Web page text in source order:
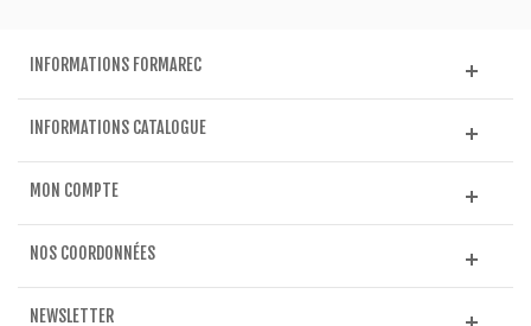
INFORMATIONS FORMAREC
INFORMATIONS CATALOGUE
MON COMPTE
NOS COORDONNÉES
NEWSLETTER